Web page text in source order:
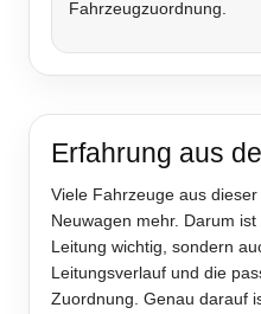
Fahrzeugzuordnung.
Erfahrung aus
Viele Fahrzeuge aus
Neuwagen mehr. Darum
Leitung wichtig, sondern
Leitungsverlauf und die
Zuordnung. Genau darauf